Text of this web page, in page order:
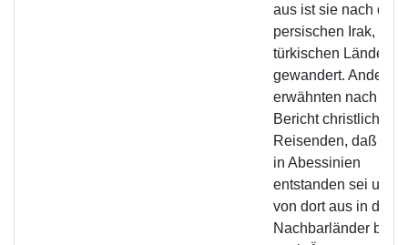
aus ist sie nach dem
persischen Irak, den
türkischen Ländern
gewandert. Andere
erwähnten nach
Bericht christlicher
Reisenden, daß sie
in Abessinien
entstanden sei und
von dort aus in die
Nachbarländer bis